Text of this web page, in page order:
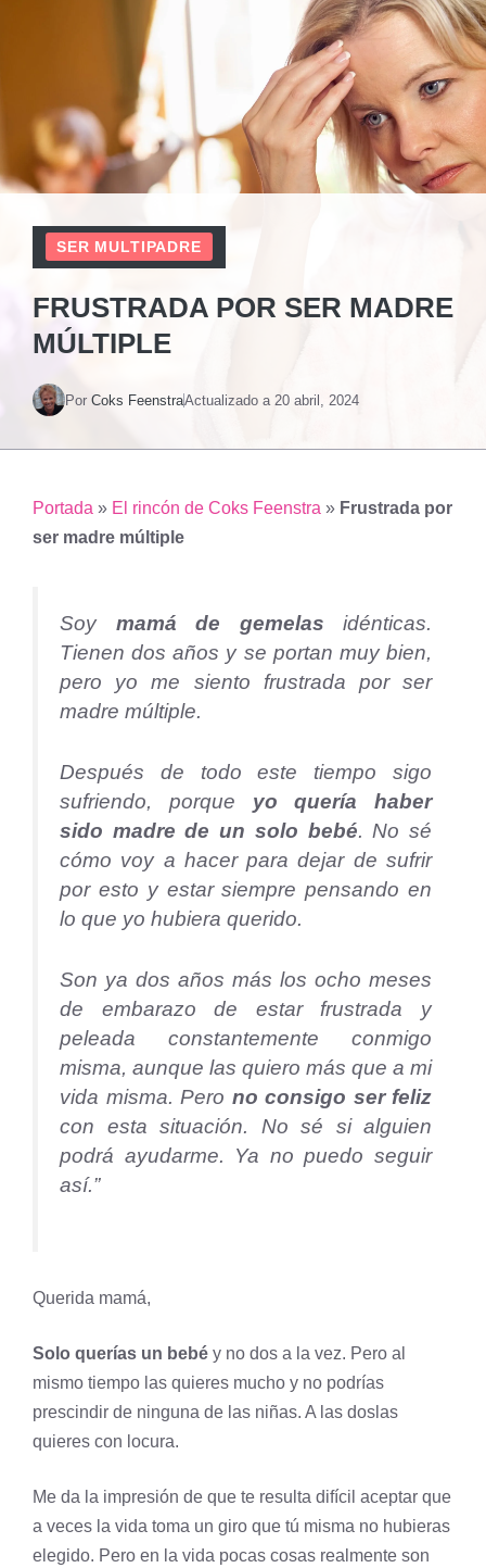
SER MULTIPADRE
FRUSTRADA POR SER MADRE
MÚLTIPLE
Por Coks FeenstraActualizado a 20 abril, 2024
Portada » El rincón de Coks Feenstra » Frustrada por
ser madre múltiple
Soy mamá de gemelas idénticas.
Tienen dos años y se portan muy bien,
pero yo me siento frustrada por ser
madre múltiple.
Después de todo este tiempo sigo
sufriendo, porque yo quería haber
sido madre de un solo bebé. No sé
cómo voy a hacer para dejar de sufrir
por esto y estar siempre pensando en
lo que yo hubiera querido.
Son ya dos años más los ocho meses
de embarazo de estar frustrada y
peleada constantemente conmigo
misma, aunque las quiero más que a mi
vida misma. Pero no consigo ser feliz
con esta situación. No sé si alguien
podrá ayudarme. Ya no puedo seguir
así.”
Querida mamá,
Solo querías un bebé y no dos a la vez. Pero al
mismo tiempo las quieres mucho y no podrías
prescindir de ninguna de las niñas. A las doslas
quieres con locura.
Me da la impresión de que te resulta difícil aceptar que
a veces la vida toma un giro que tú misma no hubieras
elegido. Pero en la vida pocas cosas realmente son